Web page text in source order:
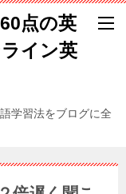
点の英
イン英
学習法をブログに全